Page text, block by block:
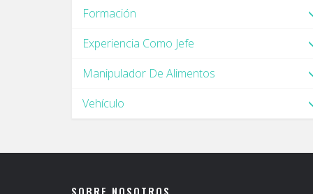
Formación
Experiencia Como Jefe
Manipulador De Alimentos
Vehículo